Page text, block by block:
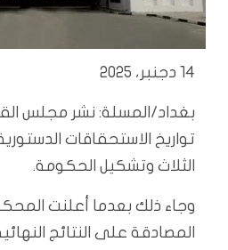
14 دجنبر، 2025
بغداد/المسلة: نشر مجلس
تواريخ الاستحقاقات
الثلاث وتشكيل الحكومة.
وجاء ذلك بعدما أعلنت
المصادقة على النتائج